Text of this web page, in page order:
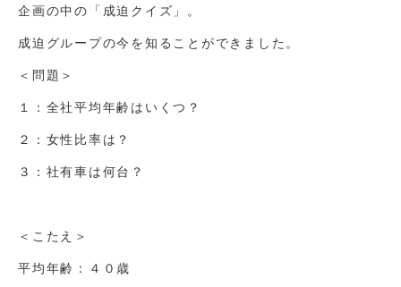
企画の中の「成迫クイズ」。
成迫グループの今を知ることができました。
＜問題＞
１：全社平均年齢はいくつ？
２：女性比率は？
３：社有車は何台？
＜こたえ＞
平均年齢：４０歳